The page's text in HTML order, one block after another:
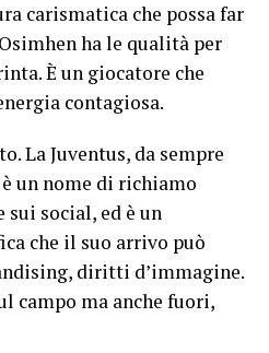
carismatica che possa far
ha le qualità per
È un giocatore che
contagiosa.
La Juventus, da sempre
un nome di richiamo
social, ed è un
che il suo arrivo può
diritti d’immagine.
campo ma anche fuori,